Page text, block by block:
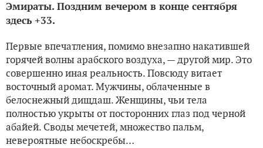
Эмираты. Поздним вечером в конце сентября
здесь +33.
Первые впечатления, помимо внезапно накатившей
горячей волны арабского воздуха, — другой мир. Это
совершенно иная реальность. Повсюду витает
восточный аромат. Мужчины, облаченные в
белоснежный дищдаш. Женщины, чьи тела
полностью укрыты от посторонних глаз под черной
абайей. Своды мечетей, множество пальм,
невероятные небоскребы…